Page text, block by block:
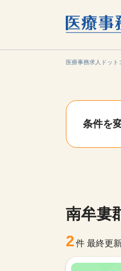
医療事務求人ドット
条件を
南牟婁
2件 最終更